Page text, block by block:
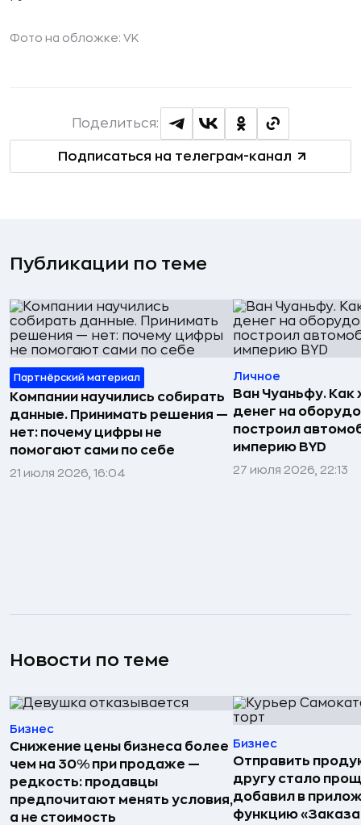
Фото на обложке: VK
Подписаться на телеграм-канал
Поделиться:
Публикации по теме
Партнёрский материал
Компании научились собирать
данные. Принимать решения —
нет: почему цифры не
помогают сами по себе
21 июля 2026, 16:04
Личное
Ван Чуаньфу. Как
денег на
построил
империю BYD
27 июля 2026, 22:13
Новости по теме
Бизнес
Снижение цены бизнеса более
чем на 30% при продаже —
редкость: продавцы
предпочитают менять условия,
а не стоимость
Бизнес
Отправить
другу стало
добавил в
функцию